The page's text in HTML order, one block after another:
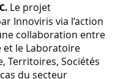
Le projet
Innoviris via l’action
collaboration entre
le Laboratoire
Territoires, Sociétés
cas du secteur